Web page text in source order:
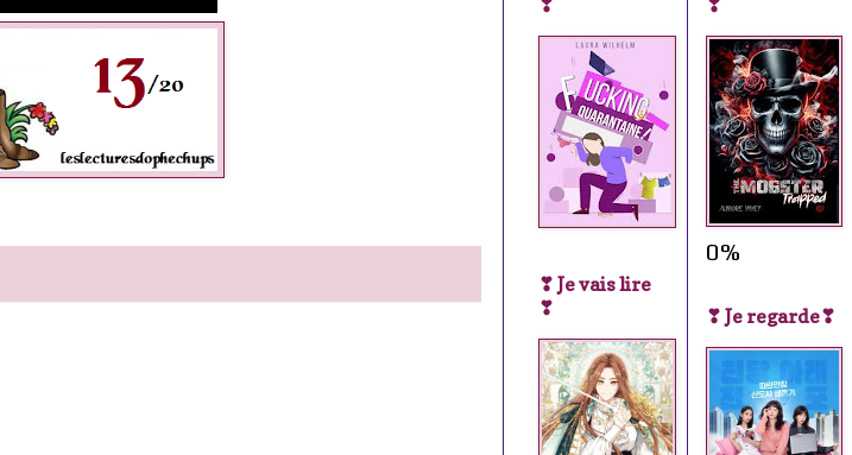
❣ Je vais lire
❣
0%
❣ Je regarde❣